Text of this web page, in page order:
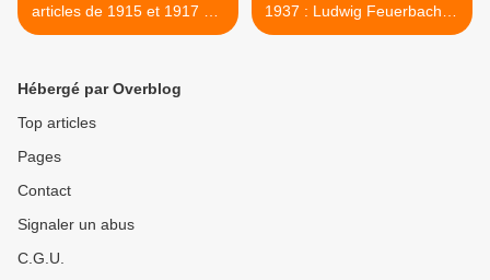
articles de 1915 et 1917 sur
Vladimir Soloviev.
1937 : Ludwig Feuerbach et
la littérature allemande >
Hébergé par Overblog
Top articles
Pages
Contact
Signaler un abus
C.G.U.